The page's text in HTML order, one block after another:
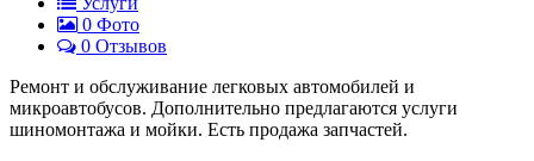
0 Фото
0 Отзывов
Ремонт и обслуживание легковых автомобилей и
микроавтобусов. Дополнительно предлагаются услуги
шиномонтажа и мойки. Есть продажа запчастей.